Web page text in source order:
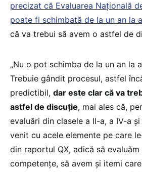
precizat că Evaluarea Națională
poate fi schimbată de la un an la
că va trebui să avem o astfel de
„Nu o pot schimba de la un an la
Trebuie gândit procesul, astfel
predictibil, dar este clar că va
astfel de discuție, mai ales că,
evaluări din clasele a II-a, a IV-a
venit cu acele elemente pe care
din raportul QX, adică să
competențe, să avem și itemi